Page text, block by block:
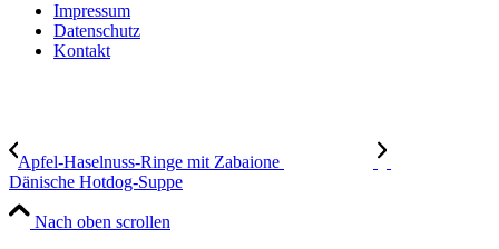
Impressum
Datenschutz
Kontakt
Apfel-Haselnuss-Ringe mit Zabaione
Dänische Hotdog-Suppe
Nach oben scrollen